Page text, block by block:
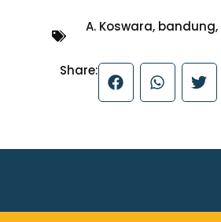
A. Koswara, bandung,
Share: